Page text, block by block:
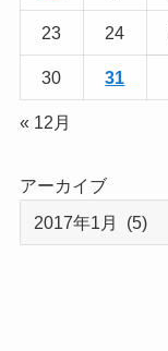
23 24
30 31
« 12月
アーカイブ